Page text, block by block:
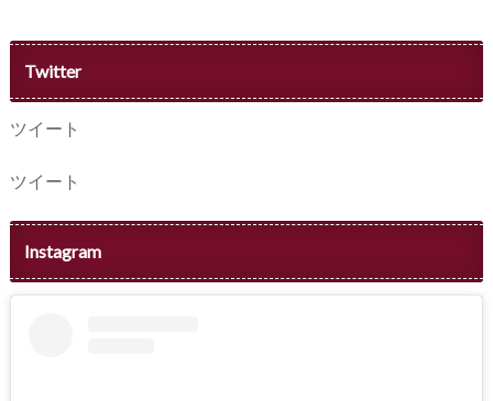
Twitter
ツイート
ツイート
Instagram